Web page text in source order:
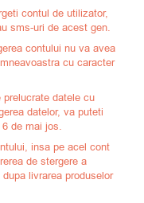
contul de utilizator,
sms-uri de acest gen.
contului nu va avea
cu caracter
datele cu
datelor, va puteti
de mai jos.
insa pe acel cont
de stergere a
livrarea produselor